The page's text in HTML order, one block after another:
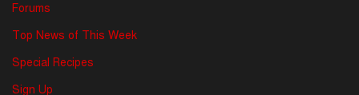
Forums
Top News of This Week
Special Recipes
Sign Up